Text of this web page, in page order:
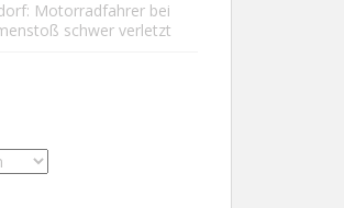
Motorradfahrer bei
schwer verletzt